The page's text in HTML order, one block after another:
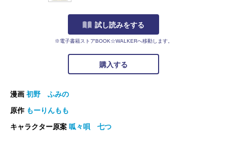
試し読みをする
※電子書籍ストアBOOK☆WALKERへ移動します。
購入する
漫画 初野 ふみの
原作 もーりんもも
キャラクター原案 呱々唄 七つ